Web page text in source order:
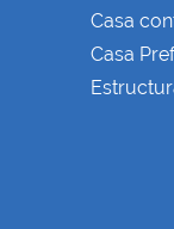
Casa
Casa